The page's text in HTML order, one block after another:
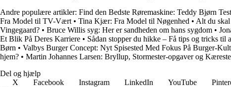
Andre populære artikler: Find den Bedste Røremaskine: Teddy Bjørn
Fra Model til TV-Vært • Tina Kjær: Fra Model til Nøgenhed • Alt du
Vingegaard? • Bruce Willis syg: Her er sandheden om hans sygdom •
Et Blik På Deres Karriere • Sådan stopper du hikke – Få tips og tricks til
Børn • Valbys Burger Concept: Nyt Spisested Med Fokus På Burger-
hjem? • Martin Johannes Larsen: Bryllup, Stormester-opgaver og Kæreste
Del og hjælp
X
Facebook Instagram LinkedIn YouTube